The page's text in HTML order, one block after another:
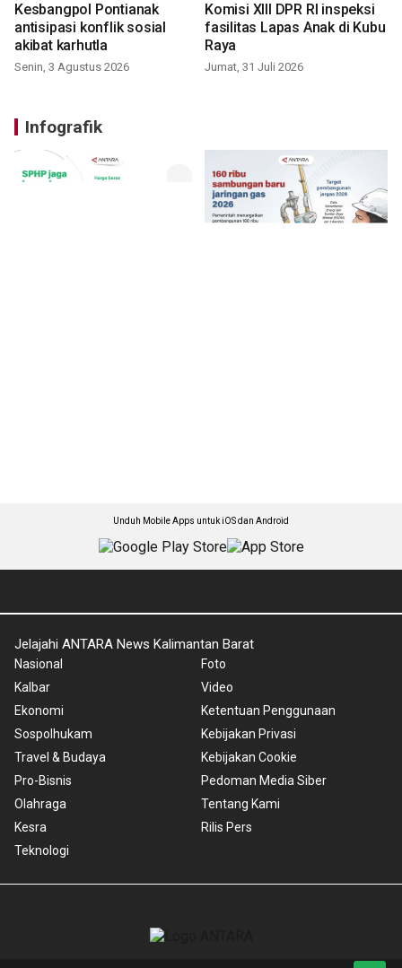
Kesbangpol Pontianak
antisipasi konflik sosial
akibat karhutla
Senin, 3 Agustus 2026
Komisi XIII DPR RI inspeksi
fasilitas Lapas Anak di Kubu
Raya
Jumat, 31 Juli 2026
Infografik
Unduh Mobile Apps untuk iOS dan Android
Jelajahi ANTARA News Kalimantan Barat
Nasional
Kalbar
Ekonomi
Sospolhukam
Travel & Budaya
Pro-Bisnis
Olahraga
Kesra
Teknologi
Foto
Video
Ketentuan Penggunaan
Kebijakan Privasi
Kebijakan Cookie
Pedoman Media Siber
Tentang Kami
Rilis Pers